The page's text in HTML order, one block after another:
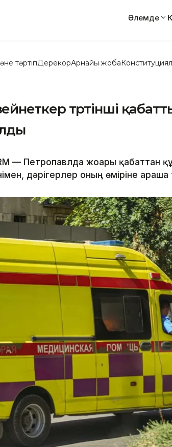
Әлемде
тәртіпДерекқорАрнайы жоба
төртінші
— Петропавлда жоғары қабаттан
дәрігерлер оның өміріне